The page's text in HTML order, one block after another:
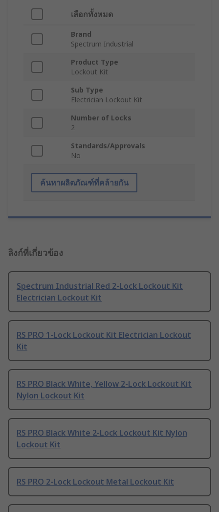
เลือกทั้งหมด
Brand
Spectrum Industrial
Product Type
Lockout Kit
Sub Type
Electrician Lockout Kit
Number of Locks
2
Standards/Approvals
No
ค้นหาผลิตภัณฑ์ที่คล้ายกัน
ลิงก์ที่เกี่ยวข้อง
Spectrum Industrial Red 2-Lock Lockout Kit
Electrician Lockout Kit
RS PRO 1-Lock Lockout Kit Electrician Lockout
Kit
RS PRO Black White, Yellow 2-Lock Lockout Kit
Nylon Lockout Kit
RS PRO Black White 2-Lock Lockout Kit Nylon
Lockout Kit
RS PRO 2-Lock Lockout Metal Lockout Kit